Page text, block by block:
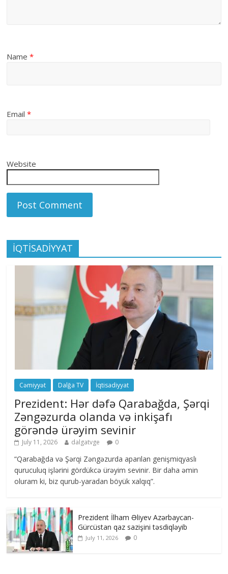
Name*
Email*
Website
İQTİSADİYYAT
Cəmiyyət Dalğa TV İqtisadiyyat
Prezident: Hər dəfə Qarabağda, Şərqi
Zəngəzurda olanda və inkişafı
görəndə ürəyim sevinir
July 11, 2026 dalgatvge 0
“Qarabağda və Şərqi Zəngəzurda aparılan genişmiqyaslı
quruculuq işlərini gördükcə ürəyim sevinir. Bir daha əmin
oluram ki, biz qurub-yaradan böyük xalqıq”.
Prezident İlham Əliyev Azərbaycan-
Gürcüstan qaz sazişini təsdiqləyib
July 11, 2026 0